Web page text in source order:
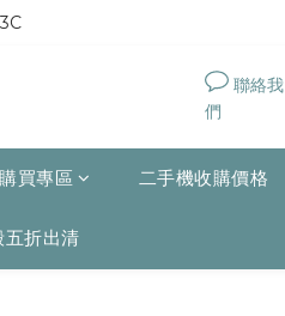
聯絡我
們
買專區 二手機收購價格
折出清